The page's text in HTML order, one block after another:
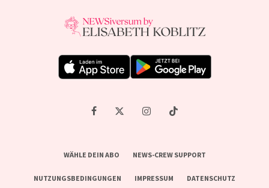
WÄHLE DEIN ABO NEWS-CREW SUPPORT
NUTZUNGSBEDINGUNGEN IMPRESSUM DATENSCHUTZ